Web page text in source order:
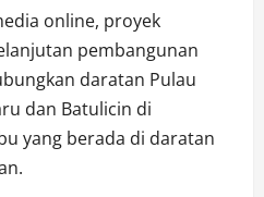
online, proyek
pembangunan
daratan Pulau
dan Batulicin di
yang berada di daratan